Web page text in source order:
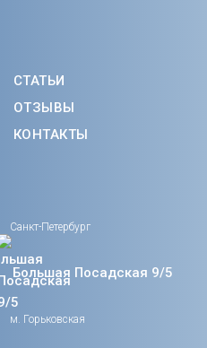
СТАТЬИ
ОТЗЫВЫ
КОНТАКТЫ
Санкт-Петербург
Большая Посадская 9/5
м. Горьковская